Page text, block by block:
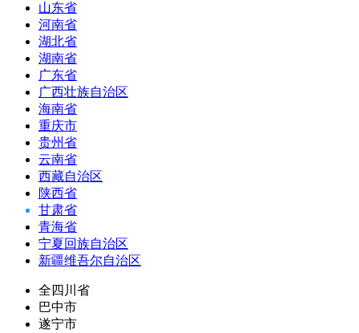
山东省
河南省
湖北省
湖南省
广东省
广西壮族自治区
海南省
重庆市
贵州省
云南省
西藏自治区
陕西省
甘肃省
青海省
宁夏回族自治区
新疆维吾尔自治区
全四川省
巴中市
遂宁市